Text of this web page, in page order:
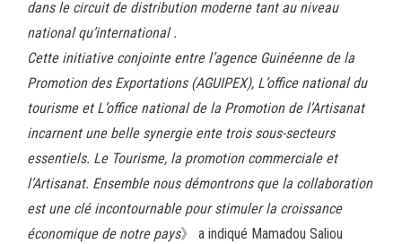
dans le circuit de distribution moderne tant au niveau
national qu’international .
Cette initiative conjointe entre l’agence Guinéenne de la
Promotion des Exportations (AGUIPEX), L’office national du
tourisme et L’office national de la Promotion de l’Artisanat
incarnent une belle synergie ente trois sous-secteurs
essentiels. Le Tourisme, la promotion commerciale et
l’Artisanat. Ensemble nous démontrons que la collaboration
est une clé incontournable pour stimuler la croissance
économique de notre pays》 a indiqué Mamadou Saliou